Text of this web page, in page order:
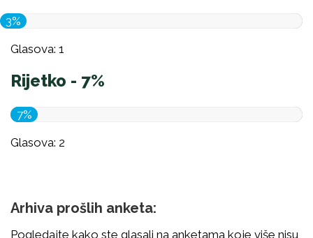
3%
Glasova: 1
Rijetko - 7%
7%
Glasova: 2
Arhiva prošlih anketa:
Pogledajte kako ste glasali na anketama koje više nisu